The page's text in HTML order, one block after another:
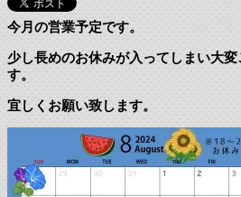
今月の営業予定です。
少し長めのお休みが入ってしまい大
す。
宜しくお願い致します。